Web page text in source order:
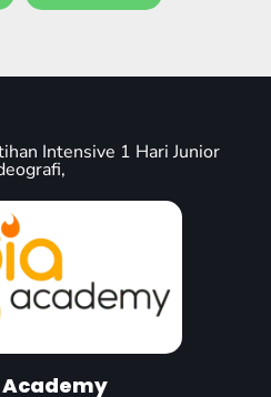
Intensive 1 Hari Junior